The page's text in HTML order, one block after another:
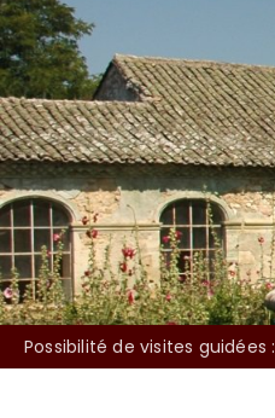
Possibilité de visites guidées :